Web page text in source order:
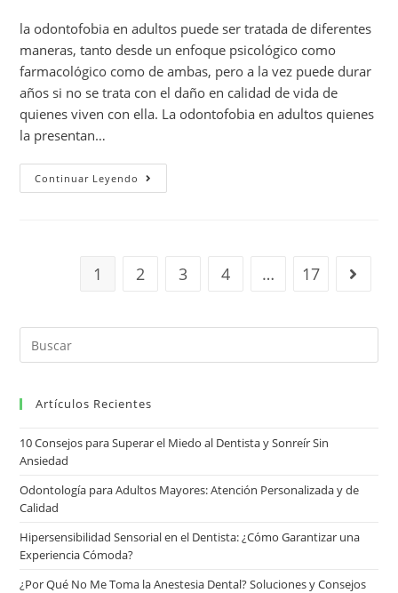
la odontofobia en adultos puede ser tratada de diferentes
maneras, tanto desde un enfoque psicológico como
farmacológico como de ambas, pero a la vez puede durar
años si no se trata con el daño en calidad de vida de
quienes viven con ella. La odontofobia en adultos quienes
la presentan…
Continuar Leyendo
1 2 3 4 … 17
Artículos Recientes
10 Consejos para Superar el Miedo al Dentista y Sonreír Sin
Ansiedad
Odontología para Adultos Mayores: Atención Personalizada y de
Calidad
Hipersensibilidad Sensorial en el Dentista: ¿Cómo Garantizar una
Experiencia Cómoda?
¿Por Qué No Me Toma la Anestesia Dental? Soluciones y Consejos